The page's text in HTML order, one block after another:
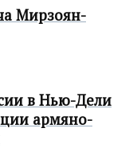
Мирзоян-
в Нью-Дели
армяно-